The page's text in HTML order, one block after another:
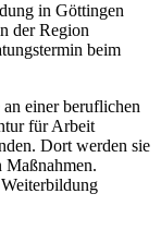
in Göttingen
der Region
beim
an einer beruflichen
für Arbeit
Dort werden sie
Maßnahmen.